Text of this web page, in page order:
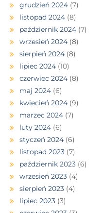
grudzień 2024 (7)
listopad 2024 (8)
październik 2024 (7)
wrzesień 2024 (8)
sierpień 2024 (8)
lipiec 2024 (10)
czerwiec 2024 (8)
maj 2024 (6)
kwiecień 2024 (9)
marzec 2024 (7)
luty 2024 (6)
styczeń 2024 (6)
listopad 2023 (7)
październik 2023 (6)
wrzesień 2023 (4)
sierpień 2023 (4)
lipiec 2023 (3)